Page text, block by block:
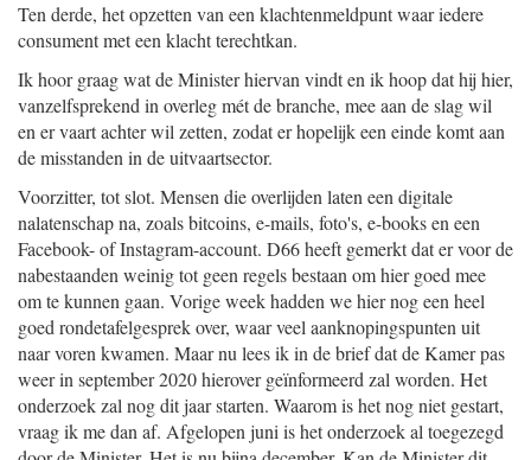
Ten derde, het opzetten van een klachtenmeldpunt waar iedere
consument met een klacht terechtkan.
Ik hoor graag wat de Minister hiervan vindt en ik hoop dat hij hier,
vanzelfsprekend in overleg mét de branche, mee aan de slag wil
en er vaart achter wil zetten, zodat er hopelijk een einde komt aan
de misstanden in de uitvaartsector.
Voorzitter, tot slot. Mensen die overlijden laten een digitale
nalatenschap na, zoals bitcoins, e-mails, foto's, e-books en een
Facebook- of Instagram-account. D66 heeft gemerkt dat er voor de
nabestaanden weinig tot geen regels bestaan om hier goed mee
om te kunnen gaan. Vorige week hadden we hier nog een heel
goed rondetafelgesprek over, waar veel aanknopingspunten uit
naar voren kwamen. Maar nu lees ik in de brief dat de Kamer pas
weer in september 2020 hierover geïnformeerd zal worden. Het
onderzoek zal nog dit jaar starten. Waarom is het nog niet gestart,
vraag ik me dan af. Afgelopen juni is het onderzoek al toegezegd